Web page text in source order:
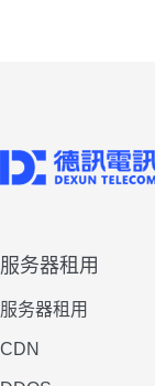
服务器租用
服务器租用
CDN